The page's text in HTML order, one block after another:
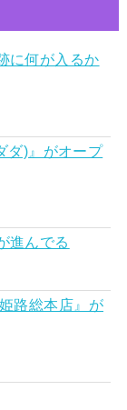
に何が入るか
ダ)』がオープ
進んでる
路総本店』が